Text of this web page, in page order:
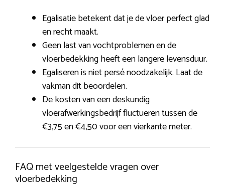
Egalisatie betekent dat je de vloer perfect glad
en recht maakt.
Geen last van vochtproblemen en de
vloerbedekking heeft een langere levensduur.
Egaliseren is niet persé noodzakelijk. Laat de
vakman dit beoordelen.
De kosten van een deskundig
vloerafwerkingsbedrijf fluctueren tussen de
€3,75 en €4,50 voor een vierkante meter.
FAQ met veelgestelde vragen over
vloerbedekking